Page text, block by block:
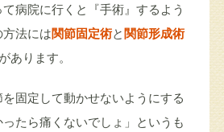
病院に行くと『手術』するよう
法には関節固定術と関節形成術
あります。
固定して動かせないようにする
たら痛くないでしょ」というも